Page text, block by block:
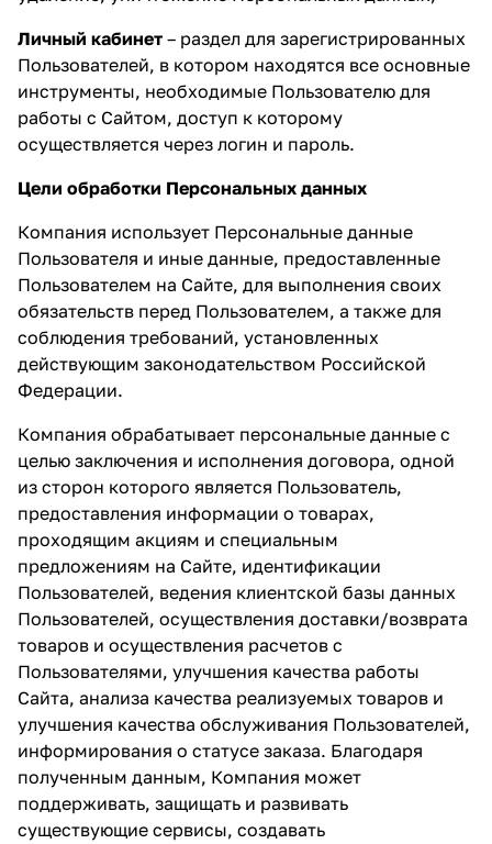
Личный кабинет – раздел для зарегистрированных
Пользователей, в котором находятся все основные
инструменты, необходимые Пользователю для
работы с Сайтом, доступ к которому
осуществляется через логин и пароль.
Цели обработки Персональных данных
Компания использует Персональные данные
Пользователя и иные данные, предоставленные
Пользователем на Сайте, для выполнения своих
обязательств перед Пользователем, а также для
соблюдения требований, установленных
действующим законодательством Российской
Федерации.
Компания обрабатывает персональные данные с
целью заключения и исполнения договора, одной
из сторон которого является Пользователь,
предоставления информации о товарах,
проходящим акциям и специальным
предложениям на Сайте, идентификации
Пользователей, ведения клиентской базы данных
Пользователей, осуществления доставки/возврата
товаров и осуществления расчетов с
Пользователями, улучшения качества работы
Сайта, анализа качества реализуемых товаров и
улучшения качества обслуживания Пользователей,
информирования о статусе заказа. Благодаря
полученным данным, Компания может
поддерживать, защищать и развивать
существующие сервисы, создавать